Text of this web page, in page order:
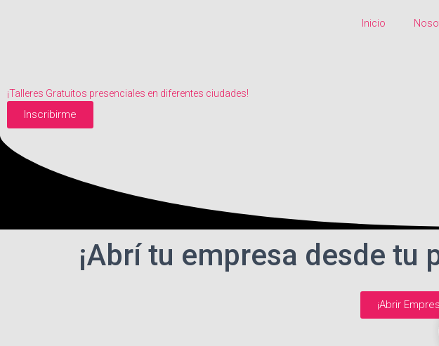
Inicio
¡Talleres Gratuitos presenciales en diferentes ciudades!
Inscribirme
¡Abrí tu empresa desde tu
¡Abrir